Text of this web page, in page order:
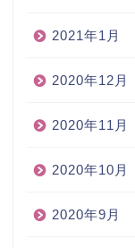
2021年1月
2020年12月
2020年11月
2020年10月
2020年9月